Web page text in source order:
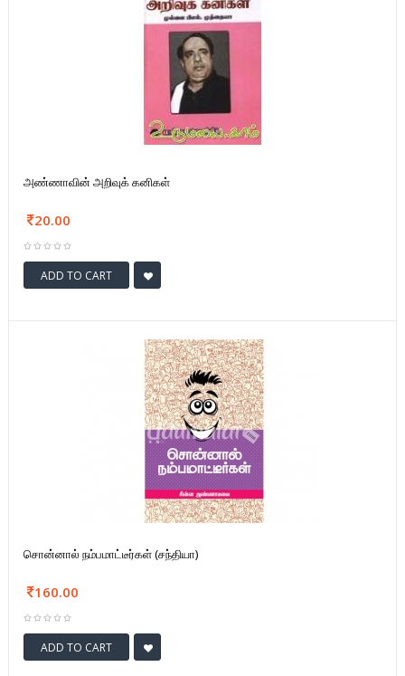
அண்ணாவின் அறிவுக் கனிகள்
20.00
ADD TO CART
சொன்னால் நம்பமாட்டீர்கள் (சந்தியா)
160.00
ADD TO CART